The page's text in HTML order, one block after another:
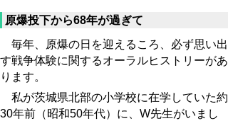
原爆投下から68年が過ぎて
毎年、原爆の日を迎えるころ、必ず思い出
す戦争体験に関するオーラルヒストリーがあ
ります。
私が茨城県北部の小学校に在学していた約
30年前（昭和50年代）に、W先生がいまし